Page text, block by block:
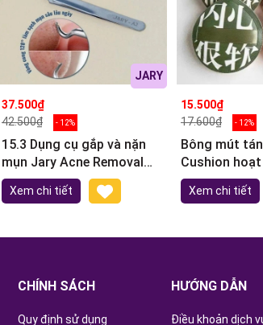
JARY
37.500₫
42.500₫
- 12%
15.3 Dụng cụ gắp và nặn
mụn Jary Acne Removal
Tool
Xem chi tiết
15.500₫
17.600₫
- 12%
Bông mút
Cushion
Xem chi tiết
CHÍNH SÁCH
Quy định sử dụng
HƯỚNG DẪN
Điều khoản dịch